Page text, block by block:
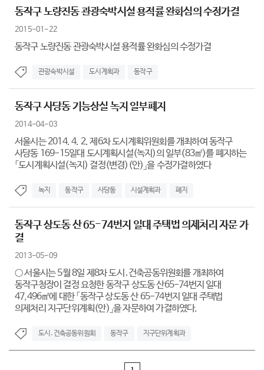
동작구 노량진동 관광숙박시설 용적률 완화심의 수정가결
2015-01-22
동작구 노량진동 관광숙박시설 용적률 완화심의 수정가결
관광숙박시설 도시계획과 동작구
동작구 사당동 기능상실 녹지 일부폐지
2014-04-03
서울시는 2014. 4. 2. 제6차 도시계획위원회를 개최하여 동작구
사당동 169-15일대 도시계획시설(녹지)의 일부(83㎡)를 폐지하는
「도시계획시설(녹지) 결정(변경)(안)」을 수정가결하였다
녹지 동작구 사당동 시설계획과 폐지
동작구 상도동 산 65-74번지 일대 주택법 의제처리 자문 가
결
2013-05-09
○ 서울시는 5월 8일 제8차 도시․건축공동위원회를 개최하여
동작구청장이 결정 요청한 동작구 상도동 산65-74번지 일대
47,496㎡에 대한 「동작구 상도동 산 65-74번지 일대 주택법
의제처리 지구단위계획(안)」을 자문하여 가결하였다.
도시․건축공동위원회 동작구 지구단위계획과